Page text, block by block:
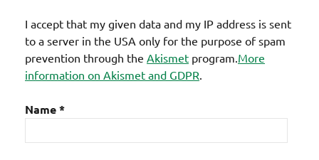
I accept that my given data and my IP address is sent
to a server in the USA only for the purpose of spam
prevention through the Akismet program. More
information on Akismet and GDPR
Name*